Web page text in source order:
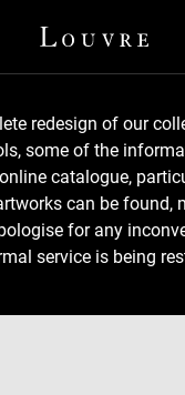
redesign of our
some of the
catalogue,
can be found,
for any
service is being
panel